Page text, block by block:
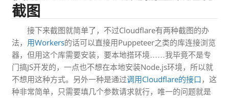
截图
接下来截图就简单了，不过Cloudflare有两种截图的办
法， 用Workers的话可以直接用Puppeteer之类的库连接浏览
器，但用这个库需要安装，要本地搭环境……我毕竟不是专
门搞JS开发的，一点也不想在本地安装Node.js环境，所以就
不想用这种方式。另外一种是通过调用Cloudflare的接口，这
种非常简单，只需要填几个参数请求就行，唯一的问题就是